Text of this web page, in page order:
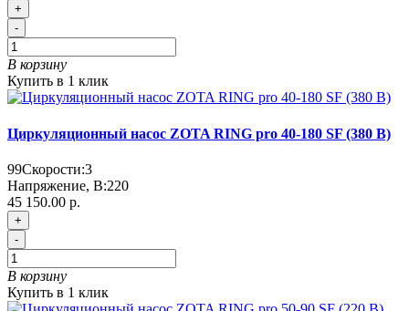
+
-
В корзину
Купить в 1 клик
Циркуляционный насос ZOTA RING pro 40-180 SF (380 В)
99Скорости:3
Напряжение, В:220
45 150.00 р.
+
-
В корзину
Купить в 1 клик